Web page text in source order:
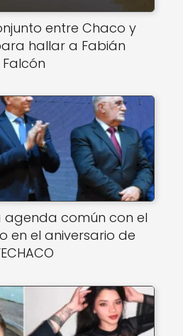
entre Chaco y
hallar a Fabián
Falcón
agenda común con el
en el aniversario de